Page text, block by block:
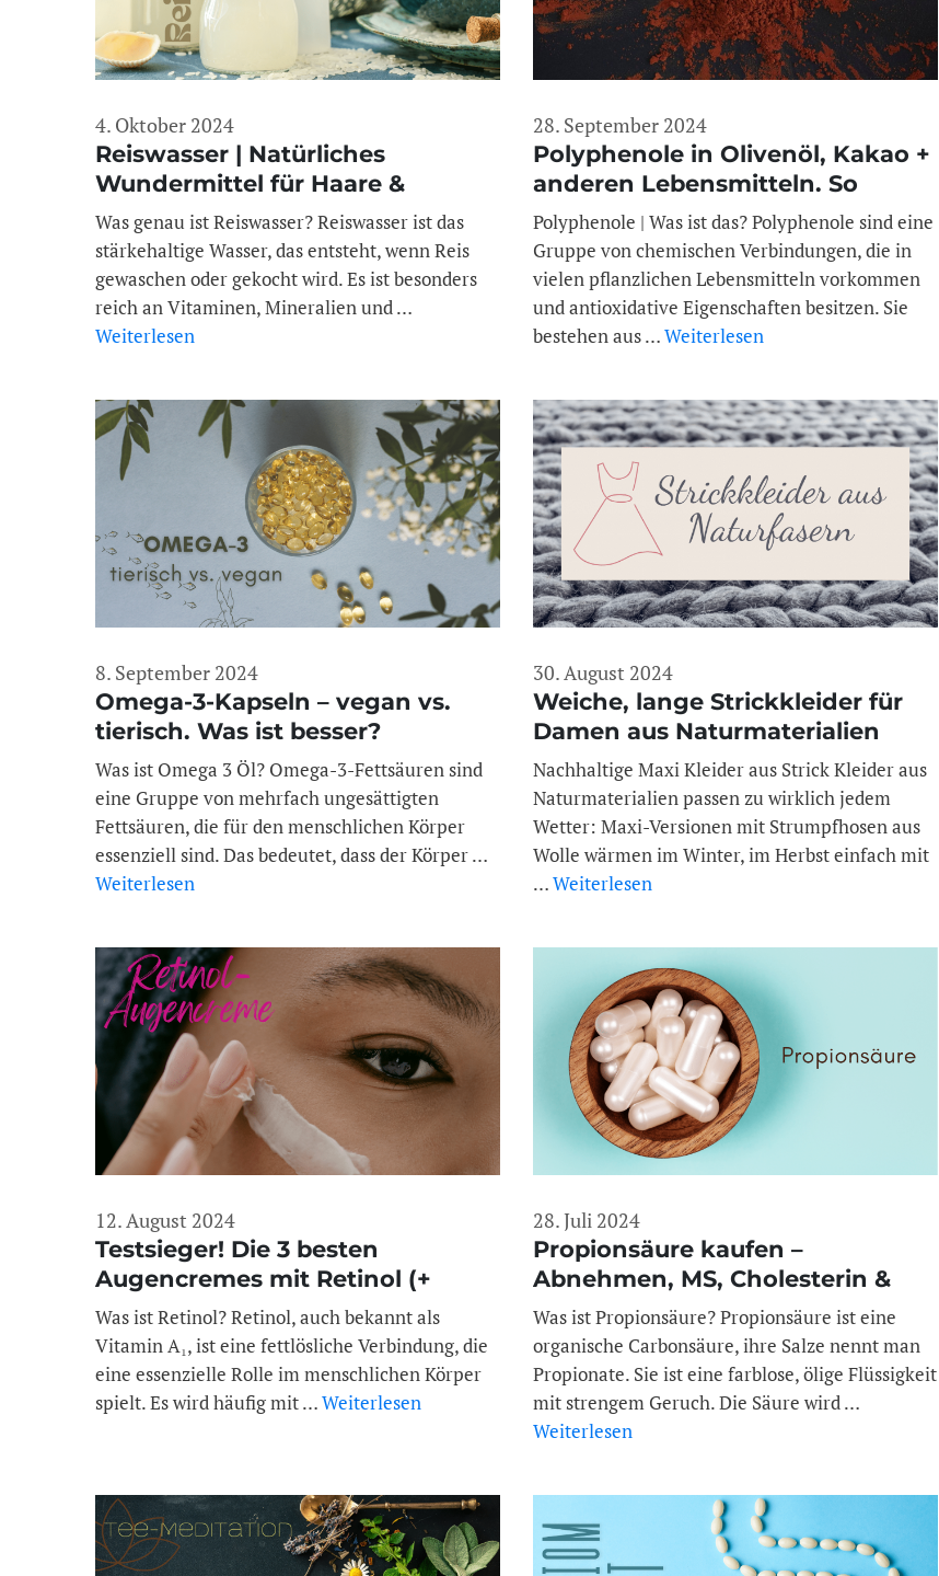
Reiswasser | Natürliches
Wundermittel für Haare &
Gesicht?!
4. Oktober 2024
Was genau ist Reiswasser? Reiswasser ist das
stärkehaltige Wasser, das entsteht, wenn Reis
gewaschen oder gekocht wird. Es ist besonders
reich an Vitaminen, Mineralien und …
Weiterlesen
Polyphenole in Olivenöl, Kakao +
anderen Lebensmitteln. So
gesund sind sie!
28. September 2024
Polyphenole | Was ist das? Polyphenole sind eine
Gruppe von chemischen Verbindungen, die in
vielen pflanzlichen Lebensmitteln vorkommen
und antioxidative Eigenschaften besitzen. Sie
bestehen aus …Weiterlesen
Omega-3-Kapseln – vegan vs.
tierisch. Was ist besser?
8. September 2024
Was ist Omega 3 Öl? Omega-3-Fettsäuren sind
eine Gruppe von mehrfach ungesättigten
Fettsäuren, die für den menschlichen Körper
essenziell sind. Das bedeutet, dass der Körper …
Weiterlesen
Weiche, lange Strickkleider für
Damen aus Naturmaterialien
30. August 2024
Nachhaltige Maxi Kleider aus Strick Kleider aus
Naturmaterialien passen zu wirklich jedem
Wetter: Maxi-Versionen mit Strumpfhosen aus
Wolle wärmen im Winter, im Herbst einfach mit
…Weiterlesen
Testsieger! Die 3 besten
Augencremes mit Retinol (+
Koffein + Hyaluronsäure)
12. August 2024
Was ist Retinol? Retinol, auch bekannt als
Vitamin A₁, ist eine fettlösliche Verbindung, die
eine essenzielle Rolle im menschlichen Körper
spielt. Es wird häufig mit …Weiterlesen
Propionsäure kaufen –
Abnehmen, MS, Cholesterin &
Darmgesundheit
28. Juli 2024
Was ist Propionsäure? Propionsäure ist eine
organische Carbonsäure, ihre Salze nennt man
Propionate. Sie ist eine farblose, ölige Flüssigkeit
mit strengem Geruch. Die Säure wird …
Weiterlesen